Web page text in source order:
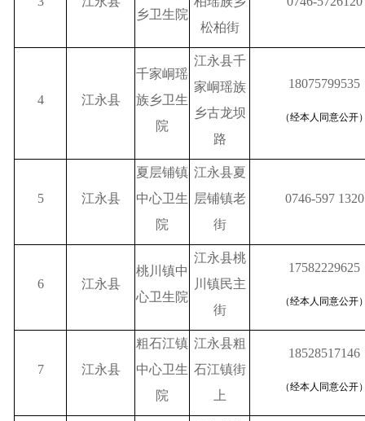
乡卫生院
松柏街
4 江永县
千家峒瑶
族乡卫生
院
江永县千
家峒瑶族
乡古龙坝
路
18075799535
（经本人同意公开
5 江永县
夏层铺镇
中心卫生
院
江永县夏
层铺镇老
街
0746-597 1320
6 江永县
桃川镇中
心卫生院
江永县桃
川镇民主
街
17582229625
（经本人同意公开
7 江永县
粗石江镇
中心卫生
院
江永县粗
石江镇街
上
18528517146
（经本人同意公开